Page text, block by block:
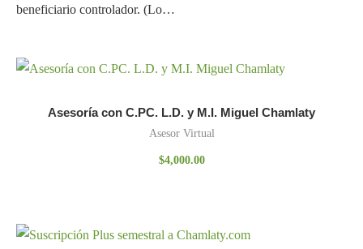
beneficiario controlador. (Lo…
Asesoría con C.PC. L.D. y M.I. Miguel Chamlaty
Asesor Virtual
$4,000.00